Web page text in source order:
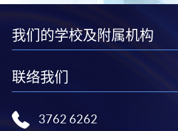
我们的学校及附属机构
联络我们
3762 6262